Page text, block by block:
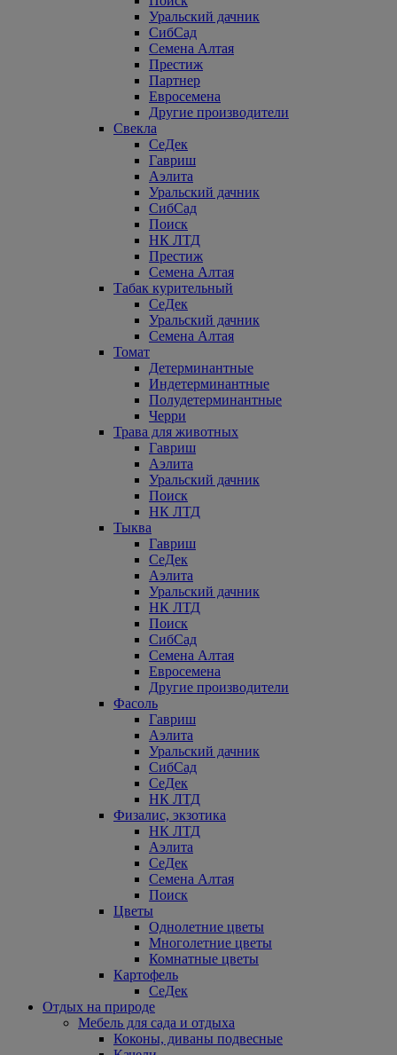
Уральский дачник
СибСад
Семена Алтая
Престиж
Партнер
Евросемена
Другие производители
Свекла
СеДек
Гавриш
Аэлита
Уральский дачник
СибСад
Поиск
НК ЛТД
Престиж
Семена Алтая
Табак курительный
СеДек
Уральский дачник
Семена Алтая
Томат
Детерминантные
Индетерминантные
Полудетерминантные
Черри
Трава для животных
Гавриш
Аэлита
Уральский дачник
Поиск
НК ЛТД
Тыква
Гавриш
СеДек
Аэлита
Уральский дачник
НК ЛТД
Поиск
СибСад
Семена Алтая
Евросемена
Другие производители
Фасоль
Гавриш
Аэлита
Уральский дачник
СибСад
СеДек
НК ЛТД
Физалис, экзотика
НК ЛТД
Аэлита
СеДек
Семена Алтая
Поиск
Цветы
Однолетние цветы
Многолетние цветы
Комнатные цветы
Картофель
СеДек
Отдых на природе
Мебель для сада и отдыха
Коконы, диваны подвесные